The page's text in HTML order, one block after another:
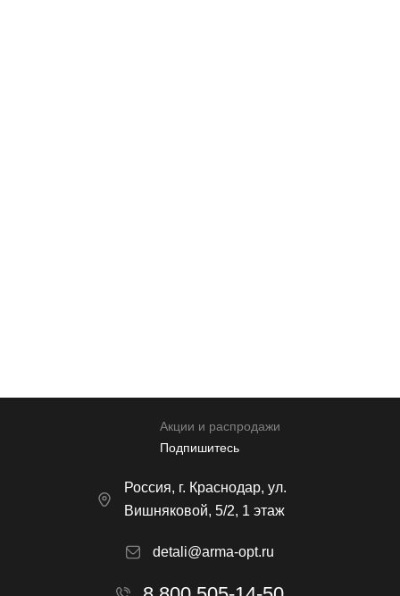
Акции и распродажи
Подпишитесь
Россия, г. Краснодар, ул.
Вишняковой, 5/2, 1 этаж
detali@arma-opt.ru